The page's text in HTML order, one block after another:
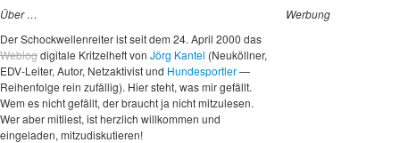
Über …
Der Schockwellenreiter ist seit dem 24. April 2000 das
Weblogdigitale Kritzelheft von Jörg Kantel (Neuköllner,
EDV-Leiter, Autor, Netzaktivist und Hundesportler—
Reihenfolge rein zufällig). Hier steht, was mir gefällt.
Wem es nicht gefällt, der braucht ja nicht mitzulesen.
Wer aber mitliest, ist herzlich willkommen und
eingeladen, mitzudiskutieren!
Werbung